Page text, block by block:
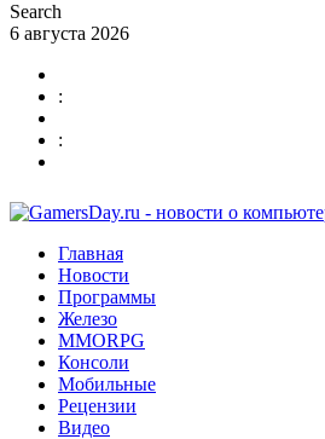
Search
6 августа 2026
:
:
Главная
Новости
Программы
Железо
MMORPG
Консоли
Мобильные
Рецензии
Видео